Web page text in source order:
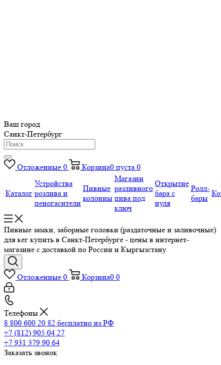
Ваш город
Санкт-Петербург
Отложенные 0 Корзина0 пуста 0
Каталог
Устройства
розлива и
пеногасители
Пивные
колонны
Магазин
разливного
пива под
ключ
Открытие
бара с
нуля
Ролл-
бары
Пивные замки, заборные головки (раздаточные и заливочные)
для кег купить в Санкт-Петербурге - цены в интернет-
магазине с доставкой по России и Кыргызстану
Отложенные 0 Корзина0 0
Телефоны
8 800 600 20 82 бесплатно из РФ
+7 (812) 905 04 27
+7 931 379 90 64
Заказать звонок